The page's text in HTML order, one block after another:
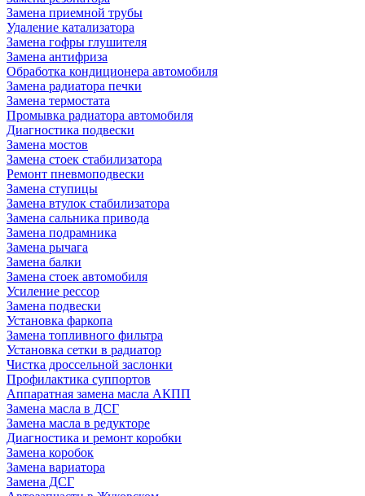
Замена приемной трубы
Удаление катализатора
Замена гофры глушителя
Замена антифриза
Обработка кондиционера автомобиля
Замена радиатора печки
Замена термостата
Промывка радиатора автомобиля
Диагностика подвески
Замена мостов
Замена стоек стабилизатора
Ремонт пневмоподвески
Замена ступицы
Замена втулок стабилизатора
Замена сальника привода
Замена подрамника
Замена рычага
Замена балки
Замена стоек автомобиля
Усиление рессор
Замена подвески
Установка фаркопа
Замена топливного фильтра
Установка сетки в радиатор
Чистка дроссельной заслонки
Профилактика суппортов
Аппаратная замена масла АКПП
Замена масла в ДСГ
Замена масла в редукторе
Диагностика и ремонт коробки
Замена коробок
Замена вариатора
Замена ДСГ